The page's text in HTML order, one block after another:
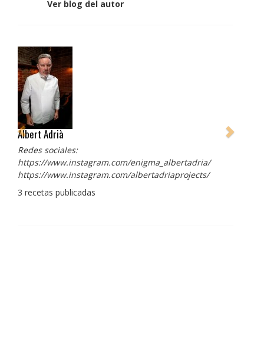
Ver blog del autor
Albert Adrià
Redes sociales:
https://www.instagram.com/enigma_albertadria/
https://www.instagram.com/albertadriaprojects/
3 recetas publicadas